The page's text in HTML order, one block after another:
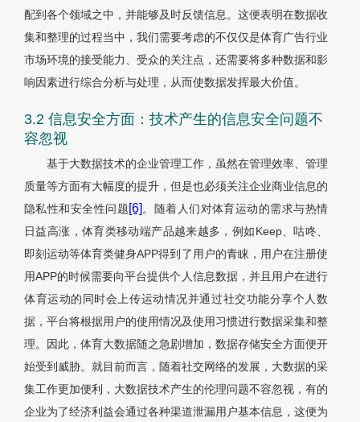
配到各个领域之中，并能够及时反馈信息。这便表明在数据收
集和整理的过程当中，我们需要考虑的不仅仅是体育广告行业
市场环境的接受能力、受众的关注点，还需要将多种数据和影
响因素进行综合分析与处理，从而使数据发挥最大价值。
3.2 信息安全方面：技术产生的信息安全问题不
容忽视
基于大数据技术的企业管理工作，虽然在管理效率、管理
质量等方面有大幅度的提升，但是也必须关注企业商业信息的
隐私性和安全性问题[6]。随着人们对体育运动的需求与热情
日益高涨，体育类移动端产品越来越多，例如Keep、咕咚、
即刻运动等体育类健身APP得到了用户的青睐，用户在注册使
用APP的时候需要向平台提供个人信息数据，并且用户在进行
体育运动的同时会上传运动情况并通过社交功能分享个人数
据，平台将根据用户的使用情况及使用习惯进行数据采集和整
理。因此，体育大数据随之急剧增加，数据存储安全方面便开
始受到威胁。就目前而言，随着社交网络的发展，大数据的采
集工作更加便利，大数据技术产生的伦理问题不容忽视，有的
企业为了经济利益会通过各种渠道泄漏用户基本信息，这便为